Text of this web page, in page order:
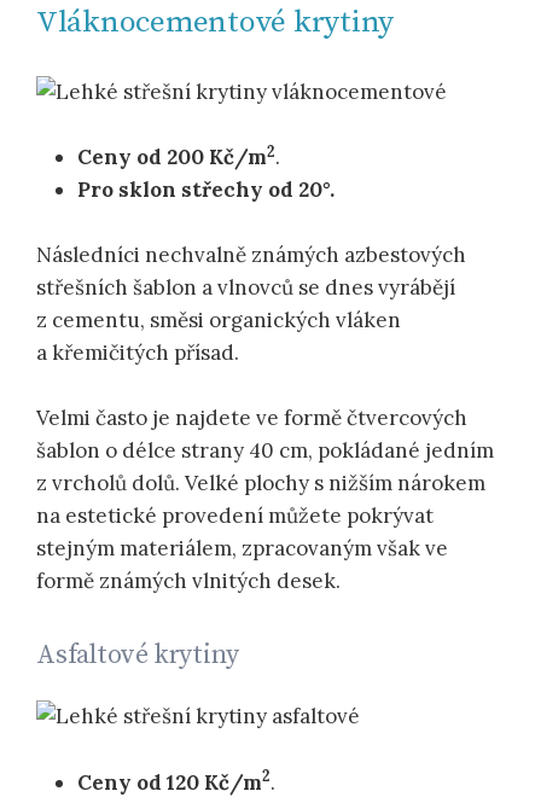
Vláknocementové krytiny
Ceny od 200 Kč/m2.
Pro sklon střechy od 20°.
Následníci nechvalně známých azbestových
střešních šablon a vlnovců se dnes vyrábějí
z cementu, směsi organických vláken
a křemičitých přísad.
Velmi často je najdete ve formě čtvercových
šablon o délce strany 40 cm, pokládané jedním
z vrcholů dolů. Velké plochy s nižším nárokem
na estetické provedení můžete pokrývat
stejným materiálem, zpracovaným však ve
formě známých vlnitých desek.
Asfaltové krytiny
Ceny od 120 Kč/m2.